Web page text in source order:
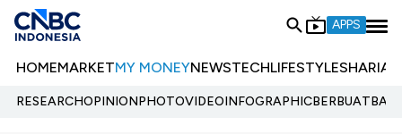
APPS
HOMEMARKETMY MONEYNEWSTECHLIFESTYLESHARIA
RESEARCHOPINIONPHOTOVIDEOINFOGRAPHIC